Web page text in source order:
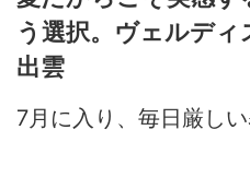
う選択。ヴェルデ
出雲
7月に入り、毎日厳し